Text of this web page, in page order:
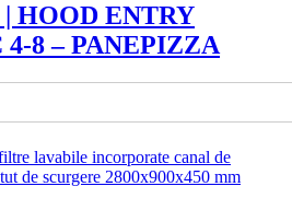
| HOOD ENTRY
8 – PANEPIZZA